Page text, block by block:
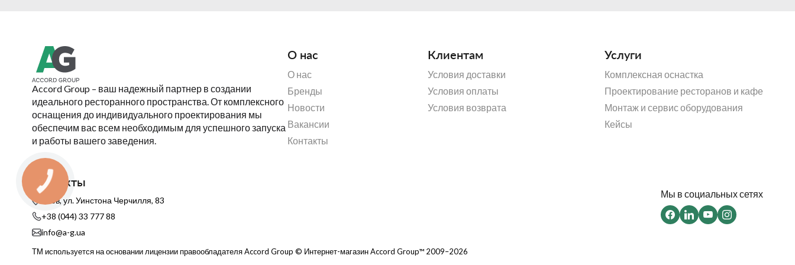
Accord Group – ваш надежный партнер в создании
идеального ресторанного пространства. От комплексного
оснащения до индивидуального проектирования мы
обеспечим вас всем необходимым для успешного запуска
и работы вашего заведения.
О нас
О нас
Бренды
Новости
Вакансии
Контакты
Клиентам
Условия доставки
Условия оплаты
Условия возврата
Услуги
Комплексная оснастка
Проектирование ресторанов и кафе
Монтаж и сервис оборудования
Кейсы
Контакты
Киев, ул. Уинстона Черчилля, 83
+38 (044) 33 777 88
info@a-g.ua
Мы в социальных сетях
ТМ используется на основании лицензии правообладателя Accord Group © Интернет-магазин Accord Group™ 2009–2026